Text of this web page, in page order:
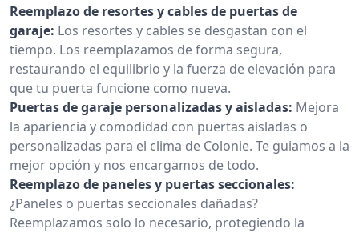
Reemplazo de resortes y cables de puertas de
garaje: Los resortes y cables se desgastan con el
tiempo. Los reemplazamos de forma segura,
restaurando el equilibrio y la fuerza de elevación para
que tu puerta funcione como nueva.
Puertas de garaje personalizadas y aisladas: Mejora
la apariencia y comodidad con puertas aisladas o
personalizadas para el clima de Colonie. Te guiamos a la
mejor opción y nos encargamos de todo.
Reemplazo de paneles y puertas seccionales:
¿Paneles o puertas seccionales dañadas?
Reemplazamos solo lo necesario, protegiendo la